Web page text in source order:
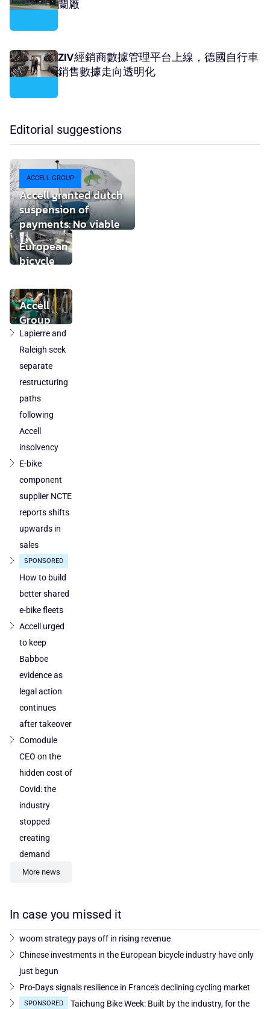
蘭廠
ZIV經銷商數據管理平台上線，德國自行車
銷售數據走向透明化
Editorial suggestions
ACCELL GROUP
Accell granted dutch
suspension of
payments: No viable
buyer found
European
bicycle
stabilises
while local
component
production
loses
ground
Accell
Group
takeover
by
DuTech
also
cleared
in
Poland
and
Austria
Lapierre and
Raleigh seek
separate
restructuring
paths
following
Accell
insolvency
E-bike
component
supplier NCTE
reports shifts
upwards in
sales
SPONSORED
How to build
better shared
e-bike fleets
Accell urged
to keep
Babboe
evidence as
legal action
continues
after takeover
Comodule
CEO on the
hidden cost of
Covid: the
industry
stopped
creating
demand
More news
In case you missed it
woom strategy pays off in rising revenue
Chinese investments in the European bicycle industry have only
just begun
Pro-Days signals resilience in France's declining cycling market
SPONSORED
Taichung Bike Week: Built by the industry, for the